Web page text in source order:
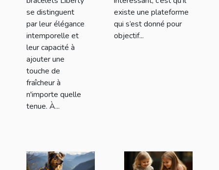
se distinguent
par leur élégance
intemporelle et
leur capacité à
ajouter une
touche de
fraîcheur à
n'importe quelle
tenue. À...
existe une plateforme
qui s’est donné pour
objectif...